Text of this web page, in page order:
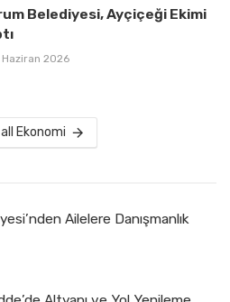
Belediyesi, Ayçiçeği Ekimi
Haziran 2026
Ekonomi
Ailelere Danışmanlık